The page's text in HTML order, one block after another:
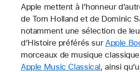
Apple mettent à l’honneur
de Tom Holland et de Dominic
notamment une sélection de
d’Histoire préférés sur Apple
morceaux de musique
Apple Music Classical, ainsi